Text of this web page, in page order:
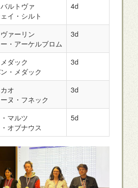
ルトヴァ
イ・シルト
4d
ァーリン
・アーケルブロム
3d
ダック
・メダック
3d
オ
ヌ・フネック
3d
マルツ
オブナウス
5d